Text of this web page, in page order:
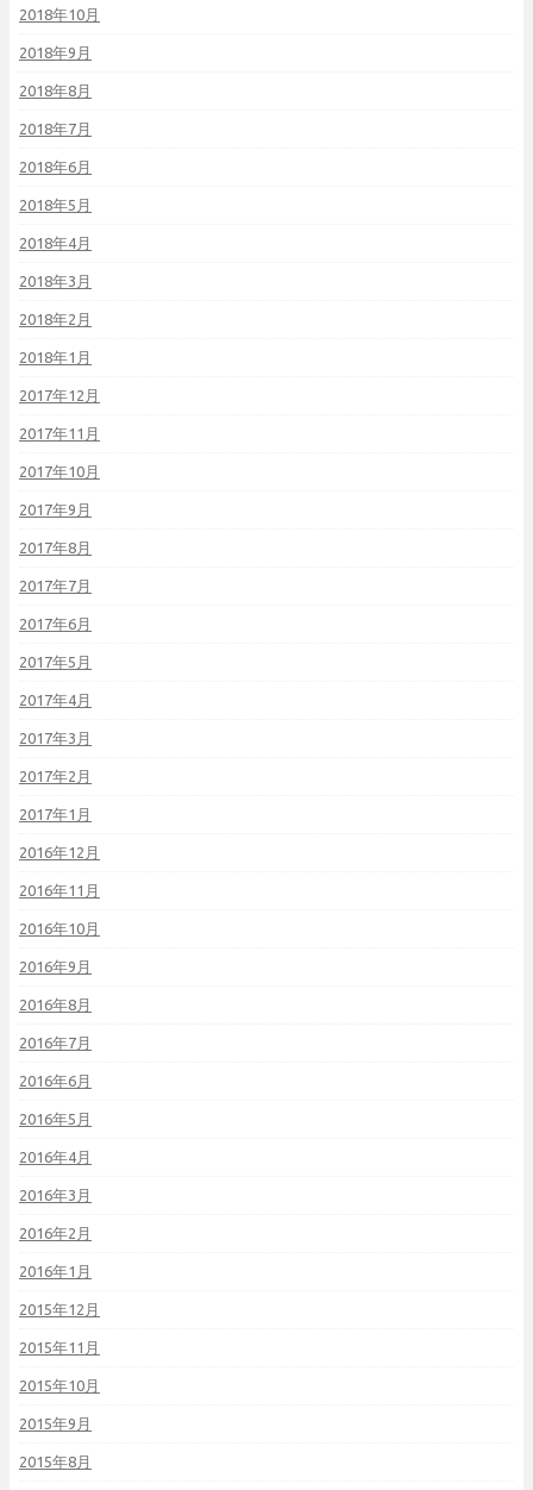
2018年10月
2018年9月
2018年8月
2018年7月
2018年6月
2018年5月
2018年4月
2018年3月
2018年2月
2018年1月
2017年12月
2017年11月
2017年10月
2017年9月
2017年8月
2017年7月
2017年6月
2017年5月
2017年4月
2017年3月
2017年2月
2017年1月
2016年12月
2016年11月
2016年10月
2016年9月
2016年8月
2016年7月
2016年6月
2016年5月
2016年4月
2016年3月
2016年2月
2016年1月
2015年12月
2015年11月
2015年10月
2015年9月
2015年8月